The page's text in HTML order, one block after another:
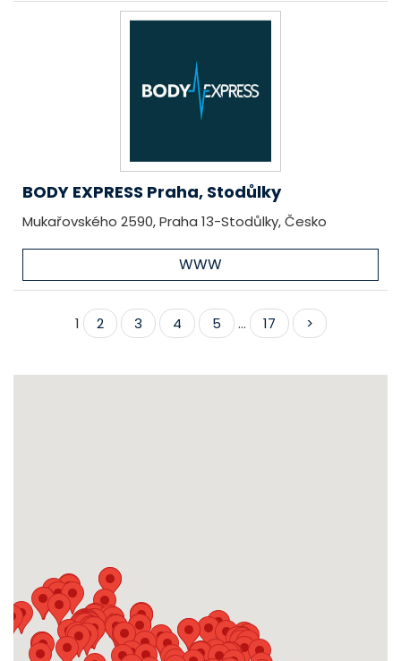
BODY EXPRESS Praha, Stodůlky
Mukařovského 2590, Praha 13-Stodůlky, Česko
WWW
1 2 3 4 5 ... 17 >